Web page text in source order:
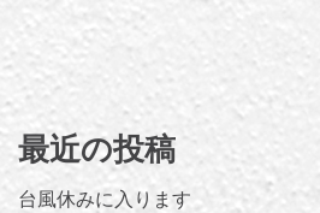
最近の投稿
台風休みに入ります